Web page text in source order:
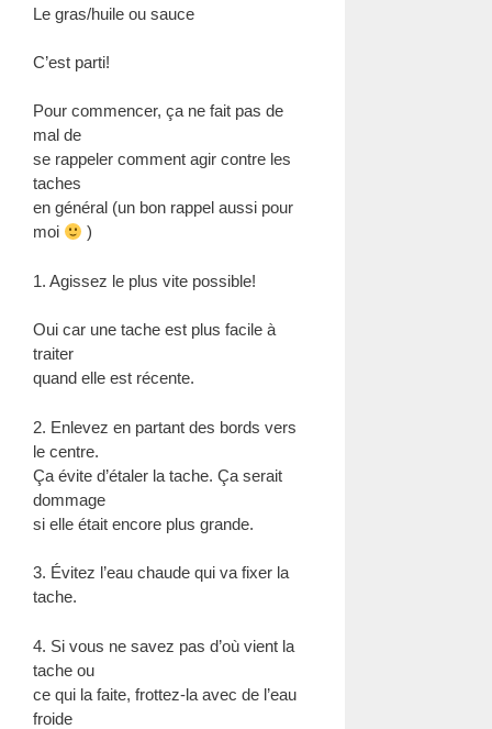
Le gras/huile ou sauce
C’est parti!
Pour commencer, ça ne fait pas de
mal de
se rappeler comment agir contre les
taches
en général (un bon rappel aussi pour
moi
)
1. Agissez le plus vite possible!
Oui car une tache est plus facile à
traiter
quand elle est récente.
2. Enlevez en partant des bords vers
le centre.
Ça évite d’étaler la tache. Ça serait
dommage
si elle était encore plus grande.
3. Évitez l’eau chaude qui va fixer la
tache.
4. Si vous ne savez pas d’où vient la
tache ou
ce qui la faite, frottez-la avec de l’eau
froide